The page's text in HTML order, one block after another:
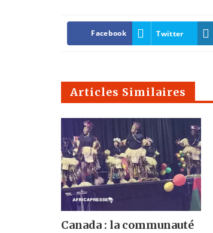
Facebook Twitter
Articles Similaires
Canada : la communauté